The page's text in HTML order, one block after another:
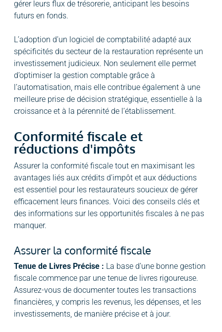
gérer leurs flux de trésorerie, anticipant les besoins
futurs en fonds.
L’adoption d’un logiciel de comptabilité adapté aux
spécificités du secteur de la restauration représente un
investissement judicieux. Non seulement elle permet
d’optimiser la gestion comptable grâce à
l’automatisation, mais elle contribue également à une
meilleure prise de décision stratégique, essentielle à la
croissance et à la pérennité de l’établissement.
Conformité fiscale et
réductions d'impôts
Assurer la conformité fiscale tout en maximisant les
avantages liés aux crédits d’impôt et aux déductions
est essentiel pour les restaurateurs soucieux de gérer
efficacement leurs finances. Voici des conseils clés et
des informations sur les opportunités fiscales à ne pas
manquer.
Assurer la conformité fiscale
Tenue de Livres Précise : La base d’une bonne gestion
fiscale commence par une tenue de livres rigoureuse.
Assurez-vous de documenter toutes les transactions
financières, y compris les revenus, les dépenses, et les
investissements, de manière précise et à jour.